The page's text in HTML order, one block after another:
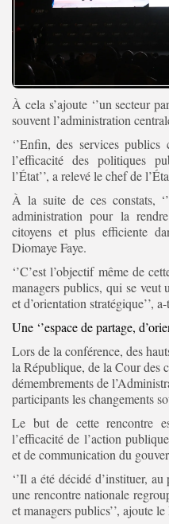
À cela s’ajoute ‘’un secteur
souvent l’administration
‘’Enfin, des services
l’efficacité des politiques
l’État’’, a relevé le chef de
À la suite de ces constats,
administration pour la
citoyens et plus efficiente
Diomaye Faye.
‘’C’est l’objectif même de
managers publics, qui se veut
et d’orientation stratégique’’,
Une ‘’espace de partage,
Lors de la conférence, des
la République, de la Cour des
démembrements de
participants les changements
Le but de cette rencontre
l’efficacité de l’action
et de communication du
‘’Il a été décidé d’instituer,
une rencontre nationale
et managers publics’’, ajoute